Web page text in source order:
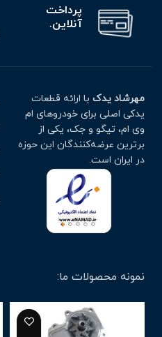
پرداخت
آنلاین.
مهرشاد یدک با ارائه قطعات
یدکی اصلی برای خودروهای ام
وی ام، تیگو و جک، یکی از
برترین عرضه‌کنندگان این حوزه
در ایران است.
نمونه محصولات ما: